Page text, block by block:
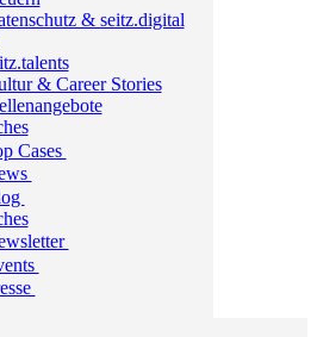
& seitz.digital
& Career Stories
Cases